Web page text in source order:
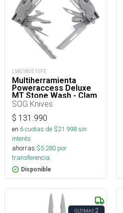
LMO180515FE
Multiherramienta
Poweraccess Deluxe
MT Stone Wash - Clam
Pack
SOG Knives
$ 131.990
en 6cuotas de $21.998sin
interés
ahorras $5.280 por
transferencia.
Disponible
ÚLTIMAS2